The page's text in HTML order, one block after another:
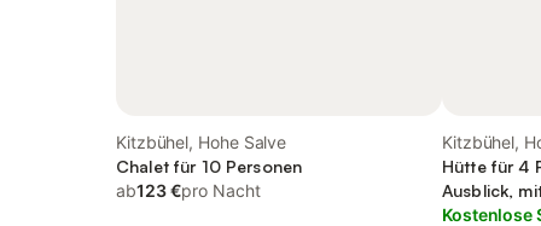
Kitzbühel, Hohe Salve
Chalet für 10 Personen
ab123 €pro Nacht
Kitzbühel,
Hütte für 4
Ausblick,
Kostenlose